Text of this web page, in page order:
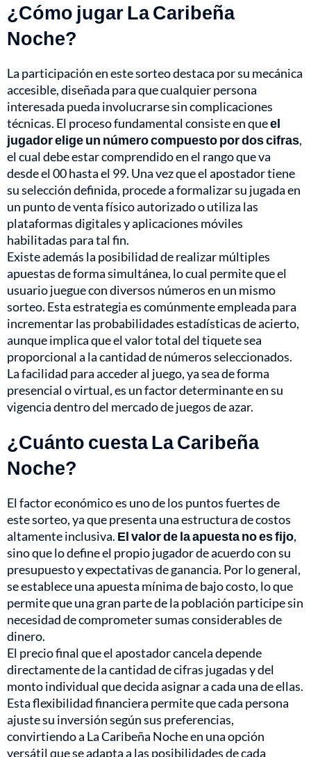
¿Cómo jugar La Caribeña
Noche?
La participación en este sorteo destaca por su mecánica
accesible, diseñada para que cualquier persona
interesada pueda involucrarse sin complicaciones
técnicas. El proceso fundamental consiste en queel
jugador elige un número compuesto por dos cifras,
el cual debe estar comprendido en el rango que va
desde el 00 hasta el 99. Una vez que el apostador tiene
su selección definida, procede a formalizar su jugada en
un punto de venta físico autorizado o utiliza las
plataformas digitales y aplicaciones móviles
habilitadas para tal fin.
Existe además la posibilidad de realizar múltiples
apuestas de forma simultánea, lo cual permite que el
usuario juegue con diversos números en un mismo
sorteo. Esta estrategia es comúnmente empleada para
incrementar las probabilidades estadísticas de acierto,
aunque implica que el valor total del tiquete sea
proporcional a la cantidad de números seleccionados.
La facilidad para acceder al juego, ya sea de forma
presencial o virtual, es un factor determinante en su
vigencia dentro del mercado de juegos de azar.
¿Cuánto cuesta La Caribeña
Noche?
El factor económico es uno de los puntos fuertes de
este sorteo, ya que presenta una estructura de costos
altamente inclusiva. El valor de la apuesta no es fijo,
sino que lo define el propio jugador de acuerdo con su
presupuesto y expectativas de ganancia. Por lo general,
se establece una apuesta mínima de bajo costo, lo que
permite que una gran parte de la población participe sin
necesidad de comprometer sumas considerables de
dinero.
El precio final que el apostador cancela depende
directamente de la cantidad de cifras jugadas y del
monto individual que decida asignar a cada una de ellas.
Esta flexibilidad financiera permite que cada persona
ajuste su inversión según sus preferencias,
convirtiendo a La Caribeña Noche en una opción
versátil que se adapta a las posibilidades de cada